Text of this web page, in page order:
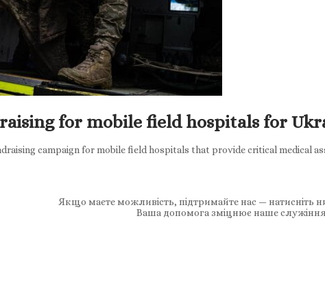
for mobile field hospitals for
campaign for mobile field hospitals that provide critical medical
Якщо маєте можливість, підтримайте нас — натисніть
Ваша допомога зміцнює наше